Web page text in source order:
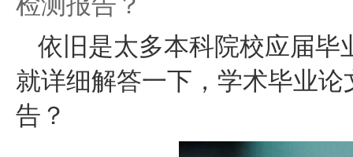
依旧是太多本科院校应届毕
就详细解答一下，学术毕业
告？